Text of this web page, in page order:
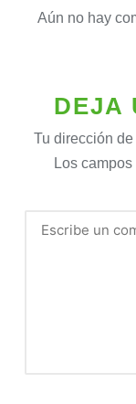
Aún no hay
DEJA
Tu dirección
Los